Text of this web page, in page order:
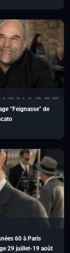
“Feignasse” de
60 à Paris
29 juillet-19 août